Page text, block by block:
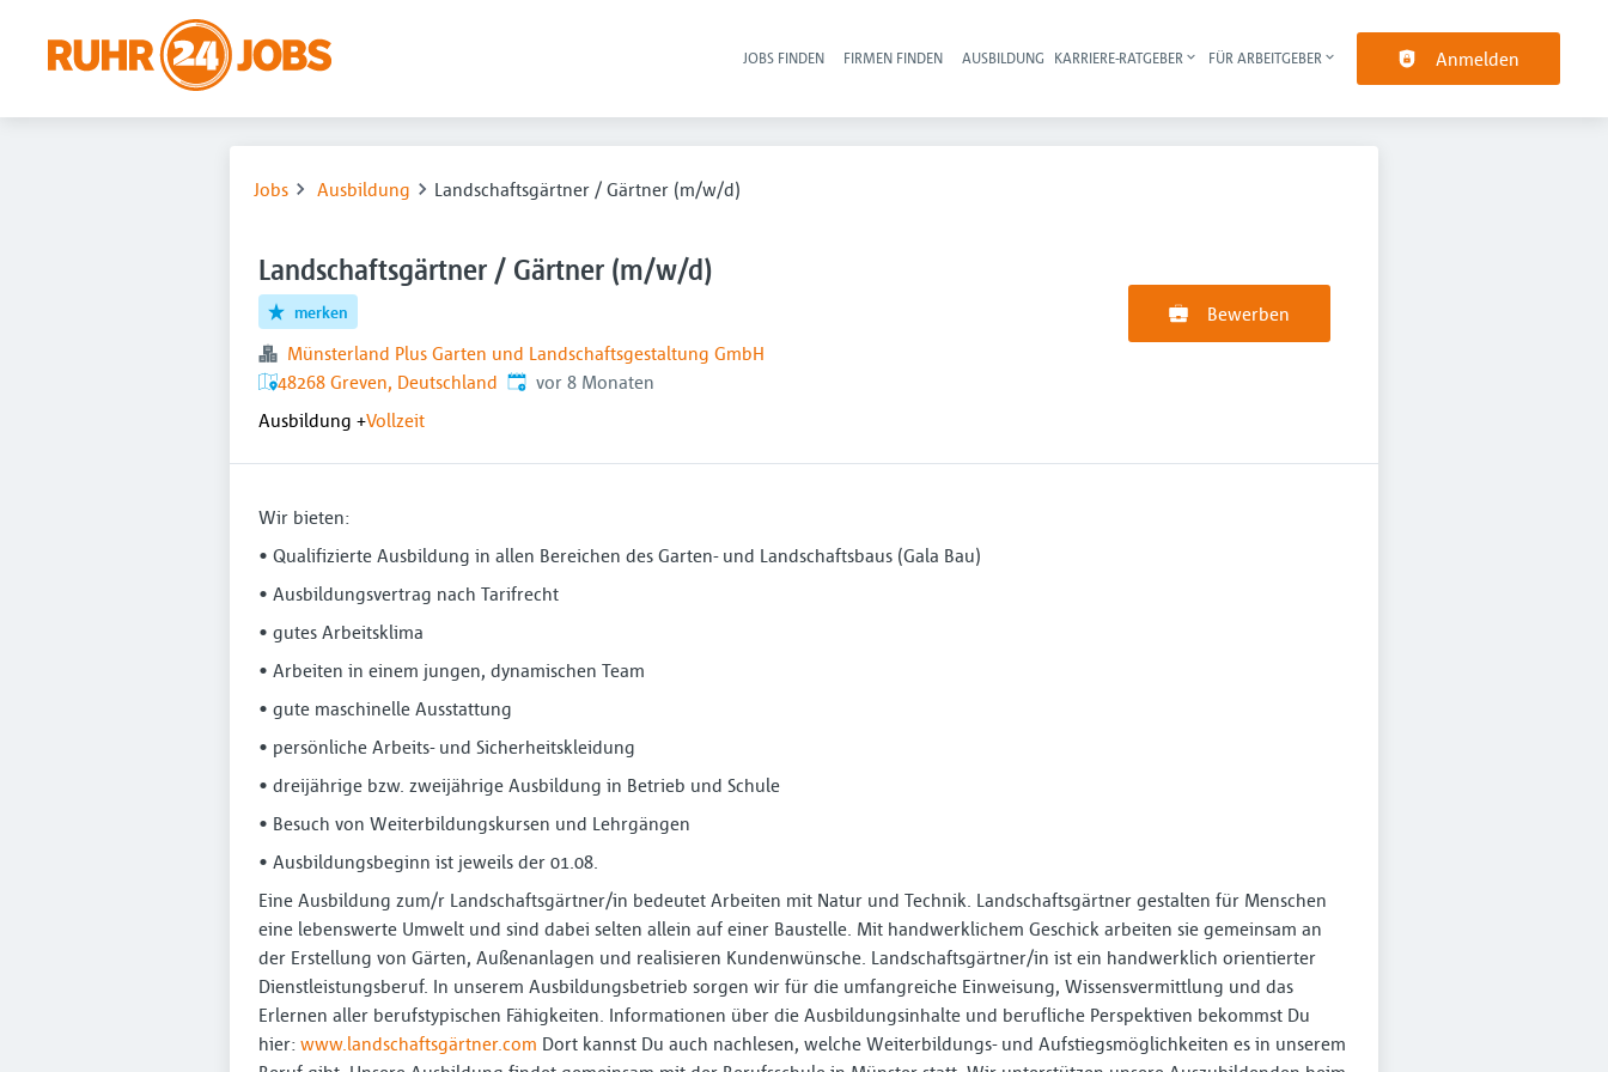
Haupt-Navigation
JOBS FINDEN FIRMEN FINDEN AUSBILDUNG KARRIERE-RATGEBER FÜR ARBEITGEBER Anmelden
Jobs Ausbildung Landschaftsgärtner / Gärtner (m/w/d)
Landschaftsgärtner / Gärtner (m/w/d)
merken
Münsterland Plus Garten und Landschaftsgestaltung GmbH
48268 Greven, Deutschland Veröffentlicht:
vor 8 Monaten
Ausbildung +Vollzeit
Bewerben
Wir bieten:
• Qualifizierte Ausbildung in allen Bereichen des Garten- und Landschaftsbaus (Gala Bau)
• Ausbildungsvertrag nach Tarifrecht
• gutes Arbeitsklima
• Arbeiten in einem jungen, dynamischen Team
• gute maschinelle Ausstattung
• persönliche Arbeits- und Sicherheitskleidung
• dreijährige bzw. zweijährige Ausbildung in Betrieb und Schule
• Besuch von Weiterbildungskursen und Lehrgängen
• Ausbildungsbeginn ist jeweils der 01.08.
Eine Ausbildung zum/r Landschaftsgärtner/in bedeutet Arbeiten mit Natur und Technik. Landschaftsgärtner gestalten für Menschen
eine lebenswerte Umwelt und sind dabei selten allein auf einer Baustelle. Mit handwerklichem Geschick arbeiten sie gemeinsam an
der Erstellung von Gärten, Außenanlagen und realisieren Kundenwünsche. Landschaftsgärtner/in ist ein handwerklich orientierter
Dienstleistungsberuf. In unserem Ausbildungsbetrieb sorgen wir für die umfangreiche Einweisung, Wissensvermittlung und das
Erlernen aller berufstypischen Fähigkeiten. Informationen über die Ausbildungsinhalte und berufliche Perspektiven bekommst Du
hier: www.landschaftsgärtner.com Dort kannst Du auch nachlesen, welche Weiterbildungs- und Aufstiegsmöglichkeiten es in unserem